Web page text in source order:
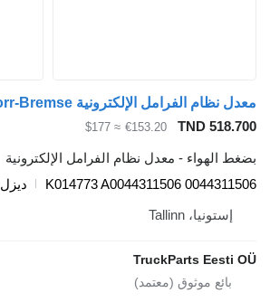
TND
€153.20
≈ $177
- معدل نظام الفرامل الإلكترونية
K014773 A0044311506
ديزل / مازوت
TruckParts